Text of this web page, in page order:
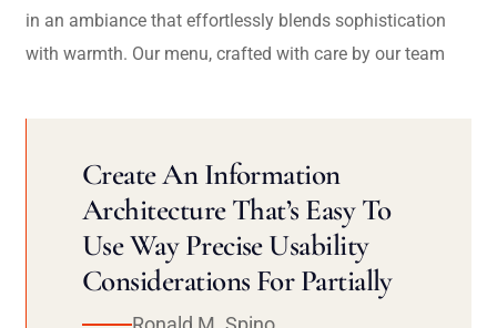
in an ambiance that effortlessly blends sophistication
with warmth. Our menu, crafted with care by our team
Create An Information
Architecture That’s Easy To
Use Way Precise Usability
Considerations For Partially